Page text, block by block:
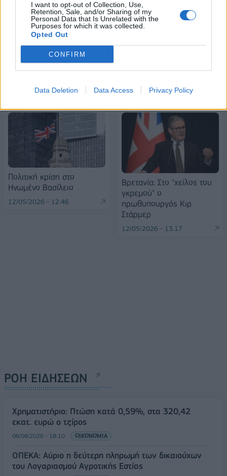
I want to opt-out of Collection, Use,
Retention, Sale, and/or Sharing of my
Personal Data that Is Unrelated with the
Purposes for which it was collected.
Opted Out
CONFIRM
Data Deletion Data Access Privacy Policy
ESG Report 2025: Πώς η ΑΒ Βασιλόπουλος μετατρέπει τη
βιωσιμότητα σε καθημερινή πράξη
ΠΕΡΙΣΣΌΤΕΡΑ ΣΕ ΑΥΤΉ ΤΗΝ ΚΑΤΗΓΟΡΊΑ
Πολιτική κρίση στο
Ηνωμένο Βασίλειο
12/05/2026 - 12:46
Βρετανία: Στο "χείλος του
γκρεμού" ο
πρωθυπουργός Κιρ
Στάρμερ
12/05/2026 - 13:17
ΡΟΗ ΕΙΔΗΣΕΩΝ
Χρηματιστήριο: Πτώση κατά 0,59%, στα 320,42
εκατ. ευρώ ο τζίρος
06/08/2026 - 18:10 ΟΙΚΟΝΟΜΙΑ
ΟΠΕΚΑ: Αύριο η δεύτερη πληρωμή των δικαιούχων
του Λογαριασμού Αγροτικής Εστίας